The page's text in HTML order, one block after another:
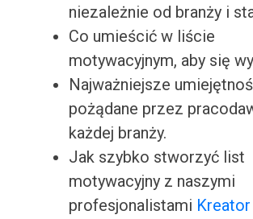
niezależnie od branży i
Co umieścić w liście
motywacyjnym, aby się
Najważniejsze
pożądane przez
każdej branży.
Jak szybko stworzyć list
motywacyjny z naszymi
profesjonalistami